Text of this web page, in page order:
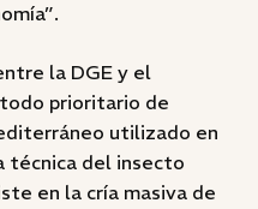
la DGE y el
prioritario de
utilizado en
técnica del insecto
en la cría masiva de